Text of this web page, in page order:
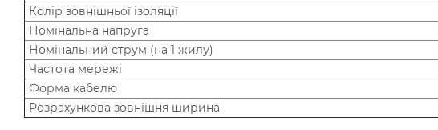
Колір зовнішньої ізоляції
Номінальна напруга
Номінальний струм (на 1 жилу)
Частота мережі
Форма кабелю
Розрахункова зовнішня ширина